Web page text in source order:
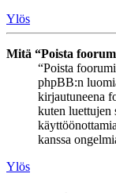
Ylös
Mitä “Poista
“Poista
phpBB:n
kirjautuneena
kuten luettujen
kanssa
Ylös